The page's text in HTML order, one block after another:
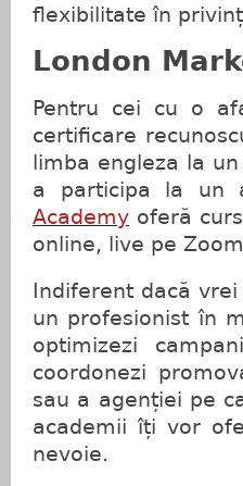
flexibilitate în
London
Pentru cei cu o
certificare
limba engleza la
a participa la un
Academy oferă
online, live pe
Indiferent dacă
un profesionist în
optimizezi
coordonezi
sau a agenției pe
academii îți vor
nevoie.